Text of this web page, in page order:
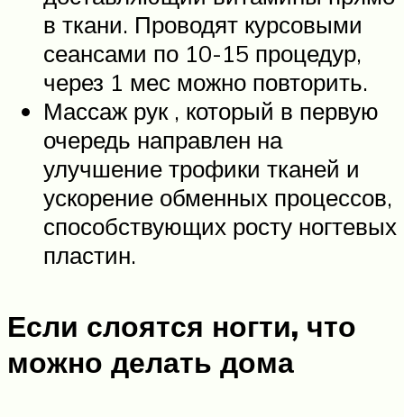
в ткани. Проводят курсовыми
сеансами по 10-15 процедур,
через 1 мес можно повторить.
Массаж рук , который в первую
очередь направлен на
улучшение трофики тканей и
ускорение обменных процессов,
способствующих росту ногтевых
пластин.
Если слоятся ногти, что
можно делать дома